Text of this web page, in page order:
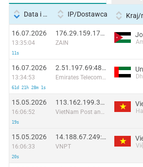
Data i godzina IP/Dostawca Kraj/
16.07.2026
13:35:04
11s
176.29.159.178:13903
ZAIN
16.07.2026
13:34:53
61d 21h 28m 1s
2.51.197.69:48280
Emirates Telecommunications Corporation
15.05.2026
16:06:52
19s
113.162.199.31:46658
VietNam Post and Telecom Corporation
15.05.2026
16:06:33
20s
14.188.67.249:49132
VNPT